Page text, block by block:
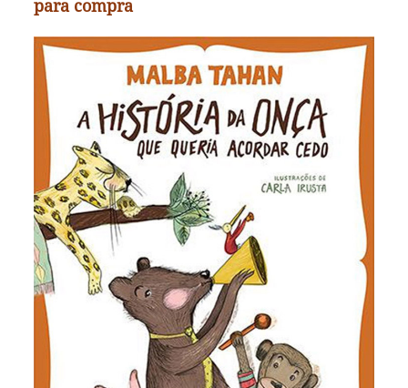
para compra
A história da onça que queria acordar
Dona Onça não andava bem. Ela era capaz de
colocar a vida dos outros moradores da floresta
em risco se não mudasse de ares. O problema era
acordá-la para a viagem… Conto para crianças
com a finalidade de ensinar as vozes de diferentes